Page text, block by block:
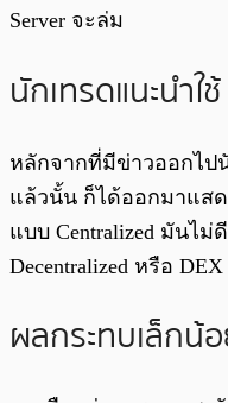
Server จะล่ม
นักเทรดแนะนำใ
หลักจากที่มีข่าวออกไป
แล้วนั้น ก็ได้ออกมาแสด
แบบ Centralized มันไม่
Decentralized หรือ
ผลกระทบเล็กน้